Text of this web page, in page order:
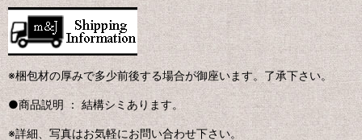
※梱包材の厚みで多少前後する場合が御座います。了承下さい。
●商品説明 ： 結構シミあります。
※詳細、写真はお気軽にお問い合わせ下さい。